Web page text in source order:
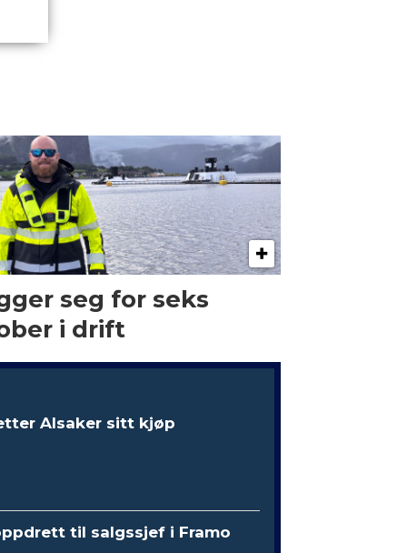
seg for seks
i drift
Alsaker sitt kjøp
til salgssjef i Framo